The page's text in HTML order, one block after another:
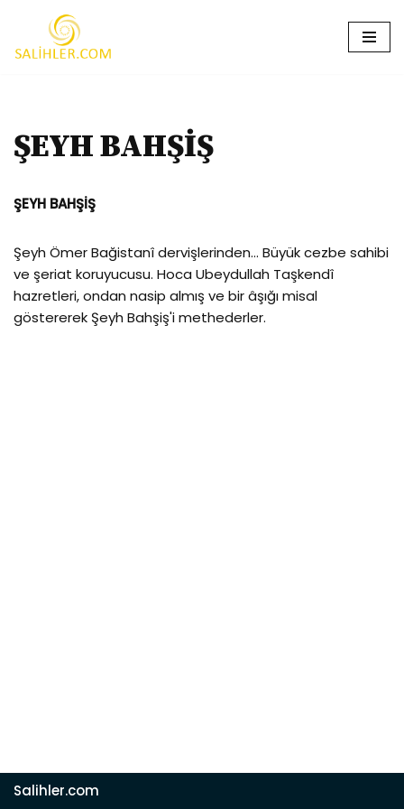
İçeriğe
ŞEYH BAHŞİŞ
ŞEYH BAHŞİŞ
Şeyh Ömer Bağistanî dervişlerinden… Büyük cezbe sahibi
ve şeriat koruyucusu. Hoca Ubeydullah Taşkendî
hazretleri, on­dan nasip almış ve bir âşığı misal
göstererek Şeyh Bahşiş'i methederler.
Salihler.com